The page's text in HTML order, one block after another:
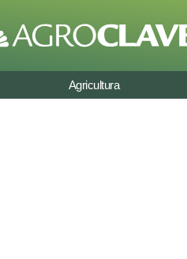
Agricultura